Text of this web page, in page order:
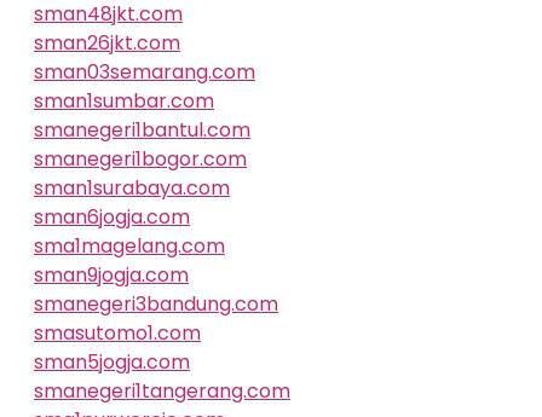
sman48jkt.com
sman26jkt.com
sman03semarang.com
sman1sumbar.com
smanegeri1bantul.com
smanegeri1bogor.com
sman1surabaya.com
sman6jogja.com
sma1magelang.com
sman9jogja.com
smanegeri3bandung.com
smasutomo1.com
sman5jogja.com
smanegeri1tangerang.com